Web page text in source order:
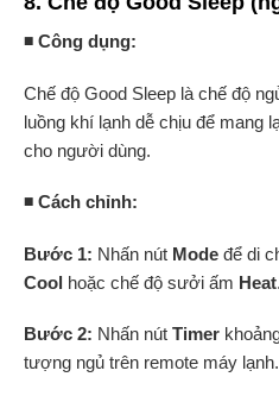
◾ Công dụng:
Chế độ Good Sleep là chế độ
luồng khí lạnh dễ chịu để mang
cho người dùng.
◾ Cách chỉnh:
Bước 1: Nhấn nút Mode để di
Cool hoặc chế độ sưởi ấm Heat.
Bước 2: Nhấn nút Timer
tượng ngủ trên remote máy lạnh.